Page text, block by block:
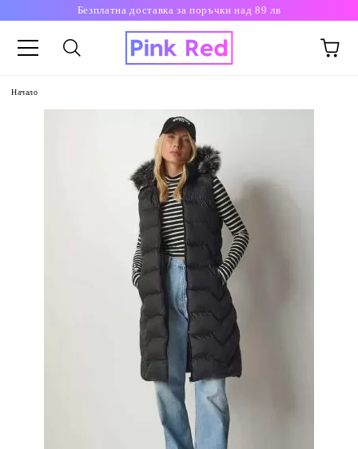
Безплатна доставка за поръчки над 89 лв
Начало